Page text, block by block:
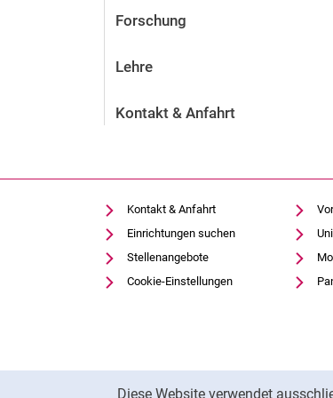
Diese Website verwendet
Forschung
Lehre
Kontakt & Anfahrt
Kontakt & Anfahrt
Einrichtungen suchen
Stellenangebote
Cookie-Einstellungen